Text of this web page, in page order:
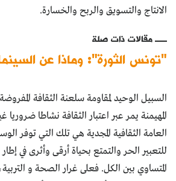
الانتاج والتسويق والربح والخسارة.
مقالات ذات صلة
"تونس الثورة": وماذا عن
السبيل الوحيد لمقاومة سلعنة الثقافة
المهيمنة يمر عبر اعتبار الثقافة نشاطا ضروريا
العامة الثقافية المجدية هي تلك التي توفر
للتعبير الحر والتمتع بحياة أرقى وأثرى في
المتساوي بين الكل. فعلى غرار الصحة و